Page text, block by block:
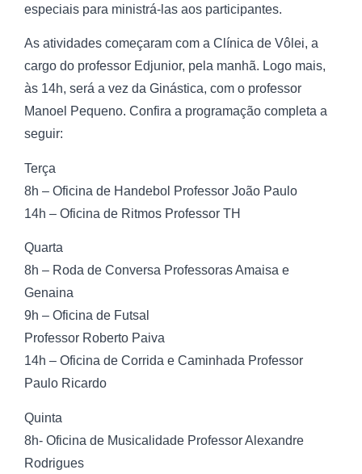
especiais para ministrá-las aos participantes.
As atividades começaram com a Clínica de Vôlei, a
cargo do professor Edjunior, pela manhã. Logo mais,
às 14h, será a vez da Ginástica, com o professor
Manoel Pequeno. Confira a programação completa a
seguir:
Terça
8h – Oficina de Handebol Professor João Paulo
14h – Oficina de Ritmos Professor TH
Quarta
8h – Roda de Conversa Professoras Amaisa e
Genaina
9h – Oficina de Futsal
Professor Roberto Paiva
14h – Oficina de Corrida e Caminhada Professor
Paulo Ricardo
Quinta
8h- Oficina de Musicalidade Professor Alexandre
Rodrigues